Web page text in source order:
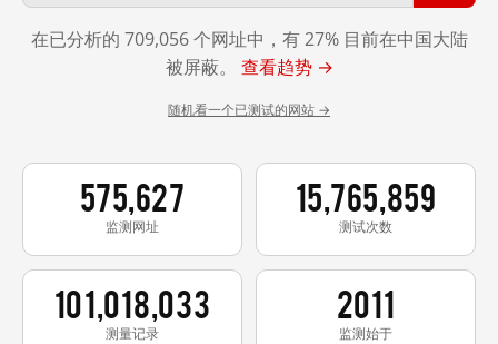
在已分析的 709,056 个网址中，有 27% 目前在中国大陆
被屏蔽。 查看趋势 →
随机看一个已测试的网站 →
575,627
监测网址
15,765,859
测试次数
101,018,033
测量记录
2011
监测始于